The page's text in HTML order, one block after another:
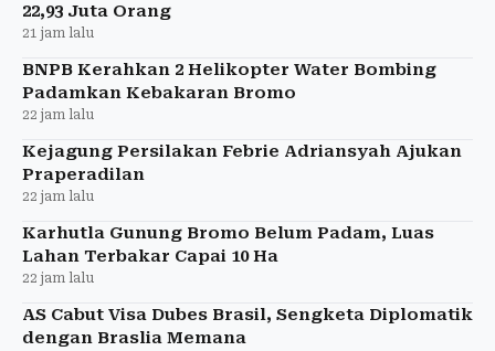
22,93 Juta Orang
21 jam lalu
BNPB Kerahkan 2 Helikopter Water Bombing
Padamkan Kebakaran Bromo
22 jam lalu
Kejagung Persilakan Febrie Adriansyah Ajukan
Praperadilan
22 jam lalu
Karhutla Gunung Bromo Belum Padam, Luas
Lahan Terbakar Capai 10 Ha
22 jam lalu
AS Cabut Visa Dubes Brasil, Sengketa Diplomatik
dengan Braslia Memana